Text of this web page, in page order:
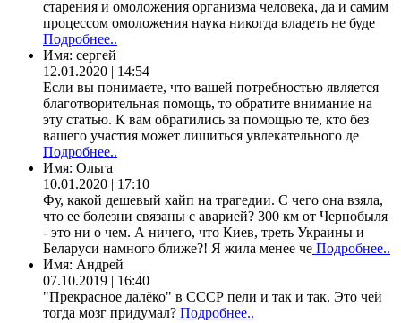
старения и омоложения организма человека, да и самим
процессом омоложения наука никогда владеть не буде
Подробнее..
Имя: сергей
12.01.2020 | 14:54
Если вы понимаете, что вашей потребностью является
благотворительная помощь, то обратите внимание на
эту статью. К вам обратились за помощью те, кто без
вашего участия может лишиться увлекательного де
Подробнее..
Имя: Ольга
10.01.2020 | 17:10
Фу, какой дешевый хайп на трагедии. С чего она взяла,
что ее болезни связаны с аварией? 300 км от Чернобыля
- это ни о чем. А ничего, что Киев, треть Украины и
Беларуси намного ближе?! Я жила менее че Подробнее..
Имя: Андрей
07.10.2019 | 16:40
"Прекрасное далёко" в СССР пели и так и так. Это чей
тогда мозг придумал? Подробнее..